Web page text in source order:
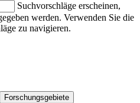
Suchvorschläge erscheinen,
werden. Verwenden Sie die
zu navigieren.
Forschungsgebiete